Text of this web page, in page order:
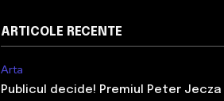
ARTICOLE RECENTE
Arta
Publicul decide! Premiul Peter Jecza